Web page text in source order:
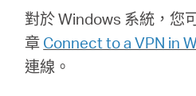
對於 Windows 系統，您
章 Connect to a VPN in
連線。